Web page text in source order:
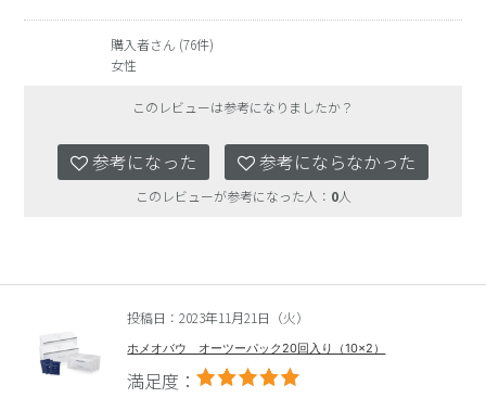
購入者さん (76件)
女性
このレビューは参考になりましたか？
参考になった 参考にならなかった
このレビューが参考になった人： 0人
投稿日：2023年11月21日（火）
ホメオバウ オーツーパック20回入り（10×2）
満足度：